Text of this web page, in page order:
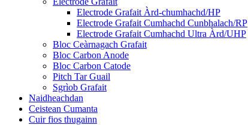
Electrode Grafait Àrd-chumhachd/HP
Electrode Grafait Cumhachd Cunbhalach/RP
Electrode Grafait Cumhachd Ultra Àrd/UHP
Bloc Ceàrnagach Grafait
Bloc Carbon Anode
Bloc Carbon Catode
Pitch Tar Guail
Sgrìob Grafait
Naidheachdan
Ceistean Cumanta
Cuir fios thugainn